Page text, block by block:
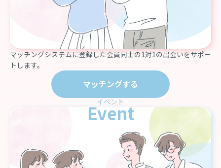
マッチングシステムに登録した会員同士の1対1の出会いをサポー
トします。
マッチングする
イベント
Event